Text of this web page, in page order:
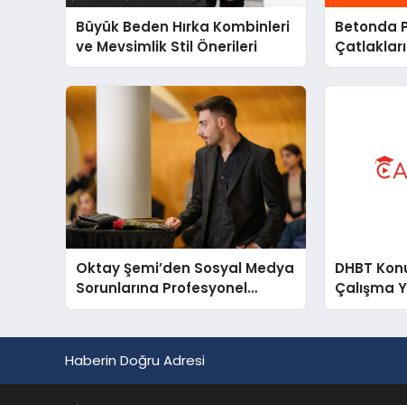
Büyük Beden Hırka Kombinleri
ve Mevsimlik Stil Önerileri
Betonda
Oktay Şemi’den Sosyal Medya
Sorunlarına Profesyonel
Müdahale ve Hızlı Çözüm
DHBT
Çalışma
Haberin Doğru Adresi